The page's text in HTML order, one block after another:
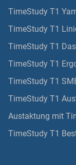
TimeStudy T1
TimeStudy T1
TimeStudy T1
TimeStudy T1
TimeStudy T1
TimeStudy T1
Austaktung mit
TimeStudy T1